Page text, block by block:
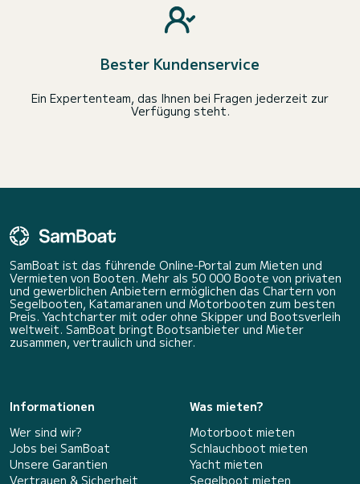
Bester Kundenservice
Ein Expertenteam, das Ihnen bei Fragen jederzeit zur
Verfügung steht.
SamBoat ist das führende Online-Portal zum Mieten und
Vermieten von Booten. Mehr als 50 000 Boote von privaten
und gewerblichen Anbietern ermöglichen das Chartern von
Segelbooten, Katamaranen und Motorbooten zum besten
Preis. Yachtcharter mit oder ohne Skipper und Bootsverleih
weltweit. SamBoat bringt Bootsanbieter und Mieter
zusammen, vertraulich und sicher.
Informationen
Wer sind wir?
Jobs bei SamBoat
Unsere Garantien
Vertrauen & Sicherheit
Was mieten?
Motorboot mieten
Schlauchboot mieten
Yacht mieten
Segelboot mieten